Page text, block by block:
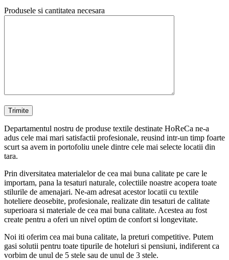
Produsele si cantitatea necesara
Departamentul nostru de produse textile destinate HoReCa ne-a
adus cele mai mari satisfactii profesionale, reusind intr-un timp foarte
scurt sa avem in portofoliu unele dintre cele mai selecte locatii din
tara.
Prin diversitatea materialelor de cea mai buna calitate pe care le
importam, pana la tesaturi naturale, colectiile noastre acopera toate
stilurile de amenajari. Ne-am adresat acestor locatii cu textile
hoteliere deosebite, profesionale, realizate din tesaturi de calitate
superioara si materiale de cea mai buna calitate. Acestea au fost
create pentru a oferi un nivel optim de confort si longevitate.
Noi iti oferim cea mai buna calitate, la preturi competitive. Putem
gasi solutii pentru toate tipurile de hoteluri si pensiuni, indiferent ca
vorbim de unul de 5 stele sau de unul de 3 stele.